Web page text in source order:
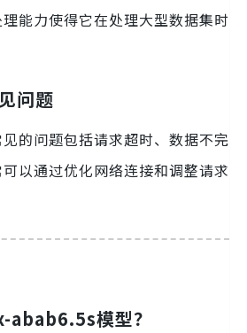
能力使得它在处理大型数据集时
问题
的问题包括请求超时、数据不完
以通过优化网络连接和调整请求
模型？